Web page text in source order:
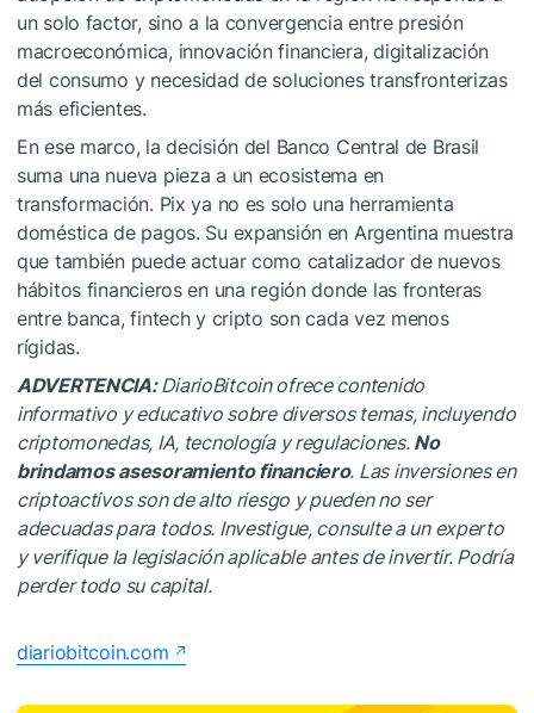
un solo factor, sino a la convergencia entre presión
macroeconómica, innovación financiera, digitalización
del consumo y necesidad de soluciones transfronterizas
más eficientes.
En ese marco, la decisión del Banco Central de Brasil
suma una nueva pieza a un ecosistema en
transformación. Pix ya no es solo una herramienta
doméstica de pagos. Su expansión en Argentina muestra
que también puede actuar como catalizador de nuevos
hábitos financieros en una región donde las fronteras
entre banca, fintech y cripto son cada vez menos
rígidas.
ADVERTENCIA:DiarioBitcoin ofrece contenido
informativo y educativo sobre diversos temas, incluyendo
criptomonedas, IA, tecnología y regulaciones. No
brindamos asesoramiento financiero. Las inversiones en
criptoactivos son de alto riesgo y pueden no ser
adecuadas para todos. Investigue, consulte a un experto
y verifique la legislación aplicable antes de invertir. Podría
perder todo su capital.
diariobitcoin.com